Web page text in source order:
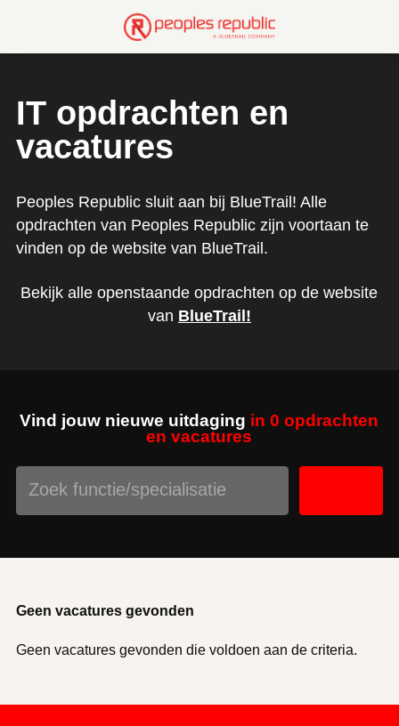
IT opdrachten en
vacatures
Peoples Republic sluit aan bij BlueTrail! Alle
opdrachten van Peoples Republic zijn voortaan te
vinden op de website van BlueTrail.
Bekijk alle openstaande opdrachten op de website
van BlueTrail !
Vind jouw nieuwe uitdaging in 0 opdrachten
en vacatures
Geen vacatures gevonden
Geen vacatures gevonden die voldoen aan de criteria.